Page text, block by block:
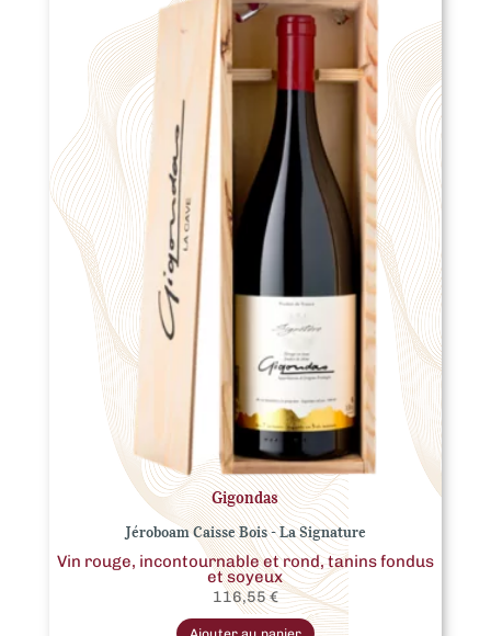
Gigondas
Jéroboam Caisse Bois - La Signature
Vin rouge, incontournable et rond, tanins fondus
et soyeux
116,55€